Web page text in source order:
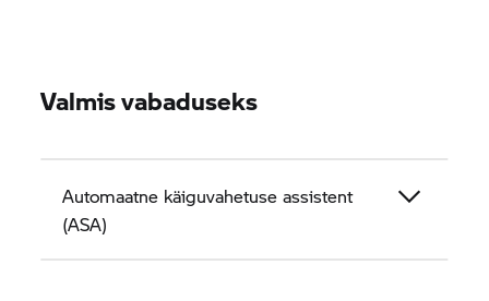
Valmis vabaduseks
Automaatne käiguvahetuse assistent
(ASA)